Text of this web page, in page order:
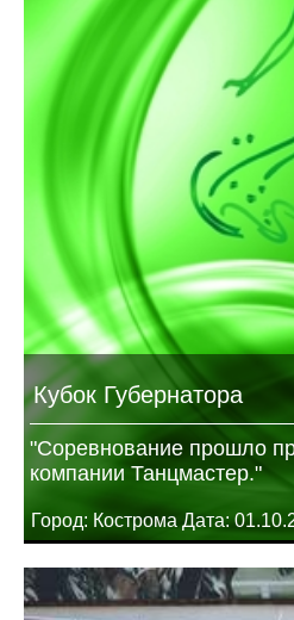
Кубок Губернатора
"Соревнование прошло
компании Танцмастер."
Город: Кострома Дата: